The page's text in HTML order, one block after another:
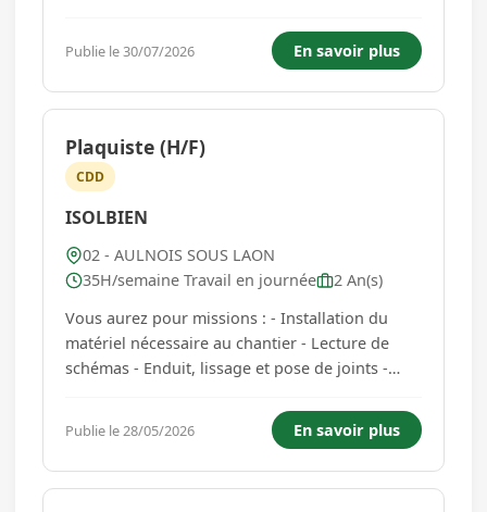
enfants sur le temps périscolaire du midi. Vos
missions - Accueillir les enfants et leurs familles
dans un cli...
Publie le 30/07/2026 En savoir plus
Plaquiste (H/F)
CDD
ISOLBIEN
02 - AULNOIS SOUS LAON
35H/semaine Travail en journée
2 An(s)
Vous aurez pour missions : - Installation du
matériel nécessaire au chantier - Lecture de
schémas - Enduit, lissage et pose de joints -
plafonds - Contrôle de l'isolation et de
l'étanchéité - Nettoyage de fin de chantier -
Manutentions diverses Vous ê...
Publie le 28/05/2026 En savoir plus